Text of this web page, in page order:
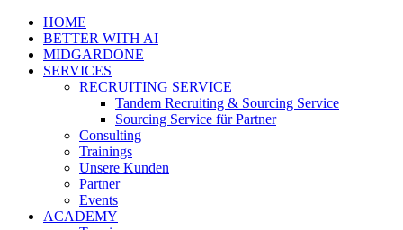
HOME
BETTER WITH AI
MIDGARDONE
SERVICES
RECRUITING SERVICE
Tandem Recruiting & Sourcing Service
Sourcing Service für Partner
Consulting
Trainings
Unsere Kunden
Partner
Events
ACADEMY